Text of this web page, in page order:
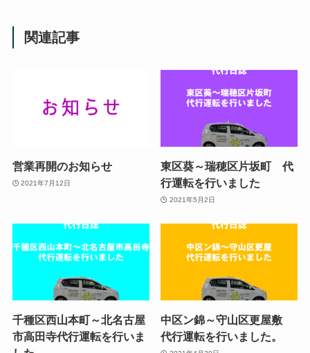
関連記事
営業再開のお知らせ
2021年7月12日
東区葵～瑞穂区片坂町 代
行運転を行いました
2021年5月2日
千種区西山本町～北名古屋
市高田寺代行運転を行いま
中区ン錦～守山区更屋敷
代行運転を行いました。